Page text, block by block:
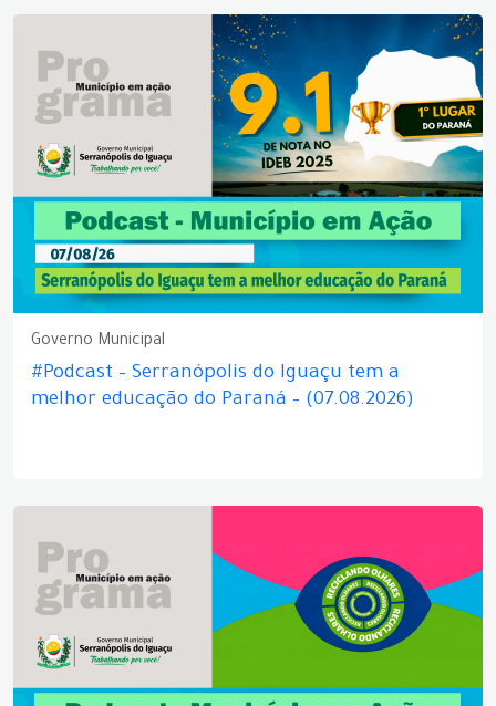
Governo Municipal
#Podcast – Serranópolis do Iguaçu tem a
melhor educação do Paraná – (07.08.2026)